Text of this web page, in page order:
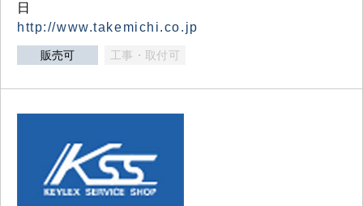
日
http://www.takemichi.co.jp
販売可 工事・取付可